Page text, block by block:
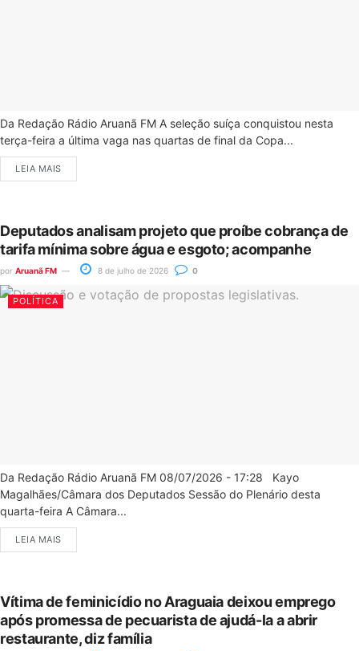
Da Redação Rádio Aruanã FM A seleção suíça conquistou nesta
terça-feira a última vaga nas quartas de final da Copa...
LEIA MAIS
Deputados analisam projeto que proíbe cobrança de
tarifa mínima sobre água e esgoto; acompanhe
por Aruanã FM 8 de julho de 2026 0
POLÍTICA
Da Redação Rádio Aruanã FM 08/07/2026 - 17:28 Kayo
Magalhães/Câmara dos Deputados Sessão do Plenário desta
quarta-feira A Câmara...
LEIA MAIS
Vítima de feminicídio no Araguaia deixou emprego
após promessa de pecuarista de ajudá-la a abrir
restaurante, diz família